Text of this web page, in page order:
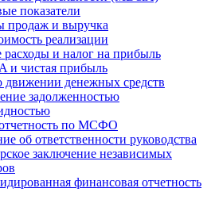
показатели
продаж и выручка
реализации
и налог на прибыль
и чистая прибыль
движении денежных средств
задолженностью
по МСФО
об ответственности руководства
заключение независимых
финансовая отчетность